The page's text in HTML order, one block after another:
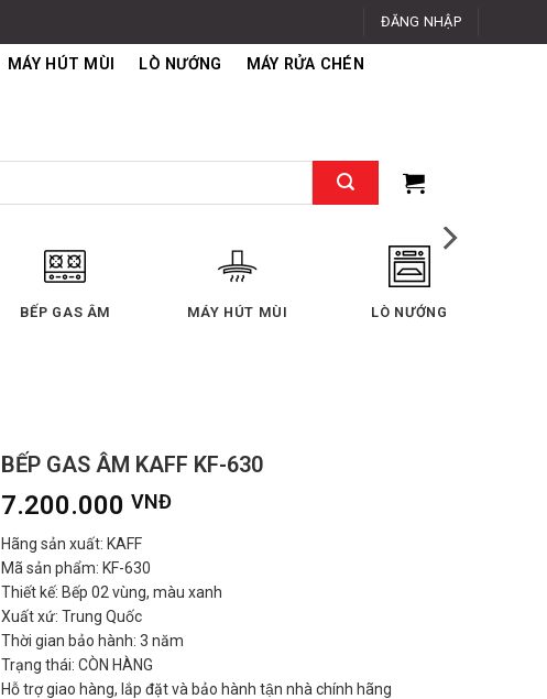
ĐĂNG NHẬP
MÁY HÚT MÙI LÒ NƯỚNG MÁY RỬA CHÉN
LÒ NƯỚNG LÒ VI SÓNG MÁY RỬA CHÉN
BẾP GAS ÂM KAFF KF-630
7.200.000 VNĐ
Hãng sản xuất: KAFF
Mã sản phẩm: KF-630
Thiết kế: Bếp 02 vùng, màu xanh
Xuất xứ: Trung Quốc
Thời gian bảo hành: 3 năm
Trạng thái: CÒN HÀNG
Hỗ trợ giao hàng, lắp đặt và bảo hành tận nhà chính hãng